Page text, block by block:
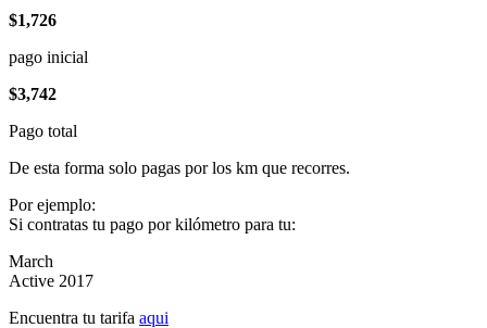
$1,726
pago inicial
$3,742
Pago total
De esta forma solo pagas por los km que recorres.
Por ejemplo:
Si contratas tu pago por kilómetro para tu:
March
Active 2017
Encuentra tu tarifa aqui